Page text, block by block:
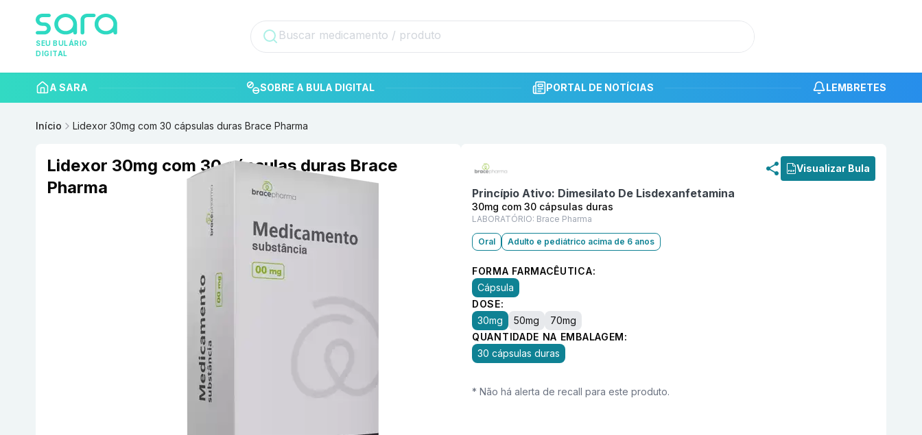
SEU BULÁRIO
DIGITAL
A SARA SOBRE A BULA DIGITAL PORTAL DE NOTÍCIAS LEMBRETES
Início Lidexor 30mg com 30 cápsulas duras Brace Pharma
Lidexor 30mg com 30 cápsulas duras Brace
Pharma
Visualizar Bula
Princípio Ativo: Dimesilato De Lisdexanfetamina
30mg com 30 cápsulas duras
LABORATÓRIO: Brace Pharma
Oral Adulto e pediátrico acima de 6 anos
FORMA FARMACÊUTICA:
Cápsula
DOSE:
30mg
50mg
70mg
QUANTIDADE NA EMBALAGEM:
30 cápsulas duras
* Não há alerta de recall para este produto.